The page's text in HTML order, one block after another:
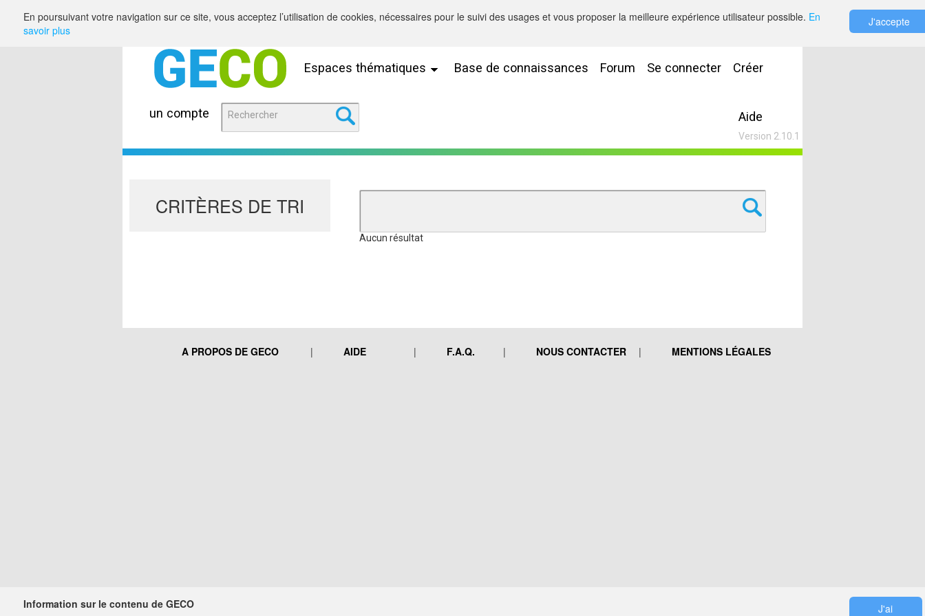
Espaces thématiques Base de connaissances Forum Se connecter Créer
un compte Aide
Version 2.10.1
CRITÈRES DE TRI
Aucun résultat
A PROPOS DE GECO AIDE F.A.Q. NOUS CONTACTER MENTIONS LÉGALES
En poursuivant votre navigation sur ce site, vous acceptez l’utilisation de cookies, nécessaires pour le suivi des usages et vous proposer la meilleure expérience utilisateur possible. En
savoir plus
J'accepte
Information sur le contenu de GECO
J'ai